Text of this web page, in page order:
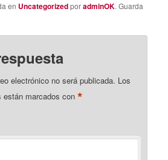
en UncategorizedporadminOK. Guarda
electrónico no será publicada. Los
están marcados con*